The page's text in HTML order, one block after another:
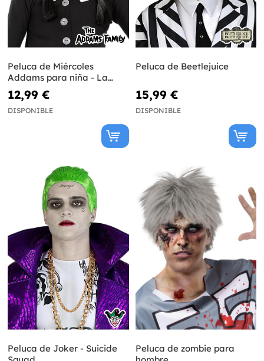
Peluca de Miércoles
Addams para niña - La
Familia Addams
12,99 €
DISPONIBLE
Peluca de Beetlejuice
15,99 €
DISPONIBLE
Peluca de Joker - Suicide
Peluca de zombie para